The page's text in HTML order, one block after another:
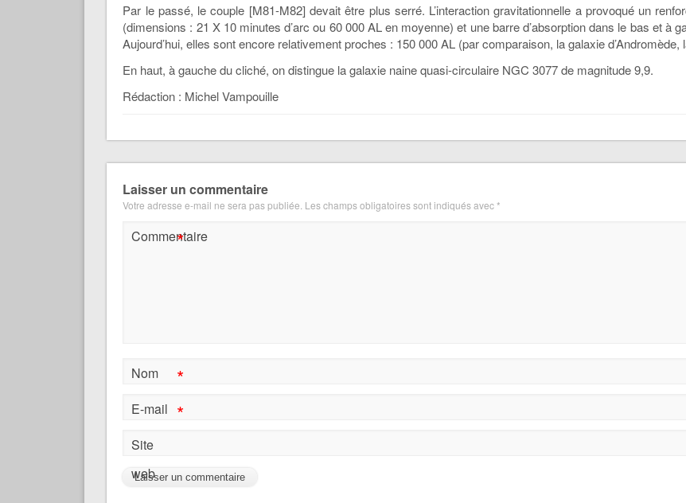
Par le passé, le couple [M81-M82] devait être plus serré. L’interaction gravitationnelle a provoqué un
(dimensions : 21 X 10 minutes d’arc ou 60 000 AL en moyenne) et une barre d’absorption dans le bas et à
Aujourd’hui, elles sont encore relativement proches : 150 000 AL (par comparaison, la galaxie
En haut, à gauche du cliché, on distingue la galaxie naine quasi-circulaire NGC 3077 de magnitude 9,9.
Rédaction : Michel Vampouille
Laisser un commentaire
Votre adresse e-mail ne sera pas publiée. Les champs obligatoires sont indiqués avec*
Commentaire
*
Nom *
E-mail *
Site
web